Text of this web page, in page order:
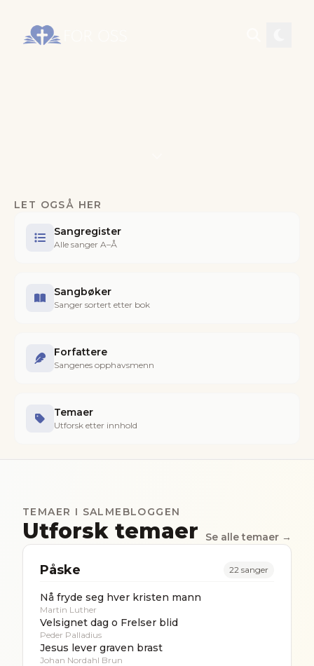
LET OGSÅ HER
Sangregister
Alle sanger A–Å
Sangbøker
Sanger sortert etter bok
Forfattere
Sangenes opphavsmenn
Temaer
Utforsk etter innhold
TEMAER I SALMEBLOGGEN
Utforsk temaer Se alle temaer →
Påske 22 sanger
Nå fryde seg hver kristen mann
Martin Luther
Velsignet dag o Frelser blid
Peder Palladius
Jesus lever graven brast
Johan Nordahl Brun